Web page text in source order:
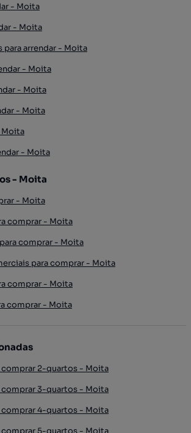
- Moita
- Moita
para arrendar - Moita
- Moita
- Moita
- Moita
Moita
- Moita
- Moita
- Moita
comprar - Moita
comprar - Moita
para comprar - Moita
comprar - Moita
comprar - Moita
2-quartos - Moita
3-quartos - Moita
4-quartos - Moita
5-quartos - Moita